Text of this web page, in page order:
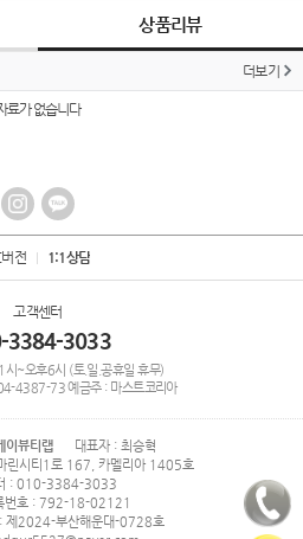
상품리뷰
더보기
료가 없습니다
버전 1:1상담
고객센터
3384-3033
시~오후6시 (토.일.공휴일 휴무)
4387-73예금주 : 마스트코리아
이뷰티랩
대표자 : 최승혁
린시티1로 167, 카멜리아 1405호
: 010-3384-3033
번호 : 792-18-02121
제2024-부산해운대-0728호